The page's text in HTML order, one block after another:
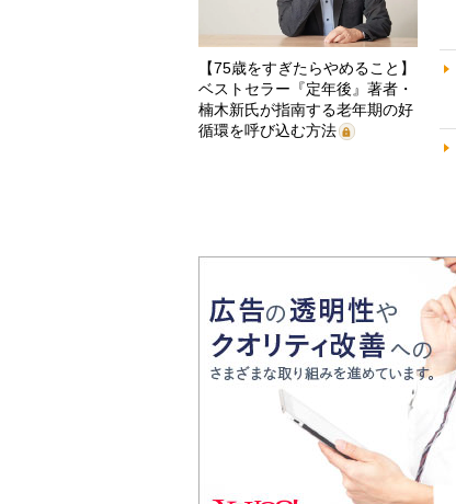
【75歳をすぎたらやめること】
ベストセラー『定年後』著者・
楠木新氏が指南する老年期の好
循環を呼び込む方法